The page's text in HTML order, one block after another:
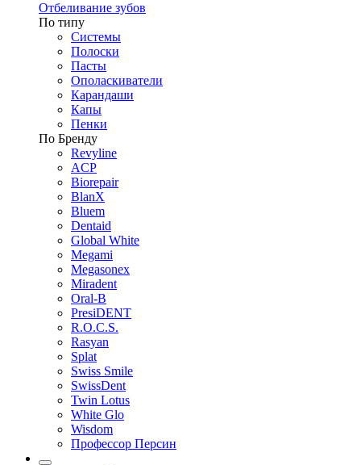
Отбеливание зубов
По типу
Системы
Полоски
Пасты
Ополаскиватели
Карандаши
Капы
Пенки
По Бренду
Revyline
ACP
Biorepair
BlanX
Bluem
Dentaid
Global White
Megami
Megasonex
Miradent
Oral-B
PresiDENT
R.O.C.S.
Rasyan
Splat
Swiss Smile
SwissDent
Twin Lotus
White Glo
Wisdom
Профессор Персин